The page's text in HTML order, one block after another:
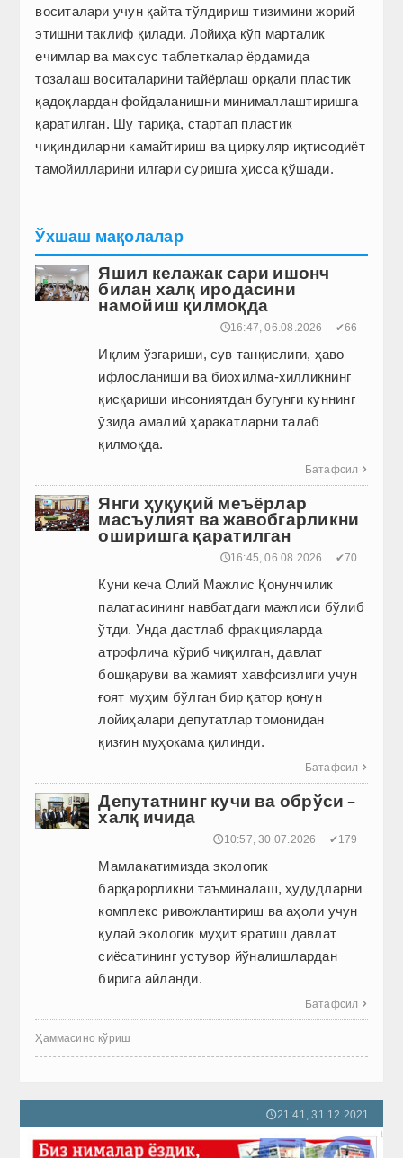
воситалари учун қайта тўлдириш тизимини жорий
этишни таклиф қилади. Лойиҳа кўп марталик
ечимлар ва махсус таблеткалар ёрдамида
тозалаш воситаларини тайёрлаш орқали пластик
қадоқлардан фойдаланишни минималлаштиришга
қаратилган. Шу тариқа, стартап пластик
чиқиндиларни камайтириш ва циркуляр иқтисодиёт
тамойилларини илгари суришга ҳисса қўшади.
Ўхшаш мақолалар
Яшил келажак сари ишонч
билан халқ иродасини
намойиш қилмоқда
🕔16:47, 06.08.2026 ✔66
Иқлим ўзгариши, сув танқислиги, ҳаво
ифлосланиши ва биохилма-хилликнинг
қисқариши инсониятдан бугунги куннинг
ўзида амалий ҳаракатларни талаб
қилмоқда.
Батафсил 
Янги ҳуқуқий меъёрлар
масъулият ва жавобгарликни
оширишга қаратилган
🕔16:45, 06.08.2026 ✔70
Куни кеча Олий Мажлис Қонунчилик
палатасининг навбатдаги мажлиси бўлиб
ўтди. Унда дастлаб фракцияларда
атрофлича кўриб чиқилган, давлат
бошқаруви ва жамият хавфсизлиги учун
ғоят муҳим бўлган бир қатор қонун
лойиҳалари депутатлар томонидан
қизғин муҳокама қилинди.
Батафсил 
Депутатнинг кучи ва обрўси –
халқ ичида
🕔10:57, 30.07.2026 ✔179
Мамлакатимизда экологик
барқарорликни таъминалаш, ҳудудларни
комплекс ривожлантириш ва аҳоли учун
қулай экологик муҳит яратиш давлат
сиёсатининг устувор йўналишлардан
бирига айланди.
Батафсил 
Ҳаммасино кўриш
🕔21:41, 31.12.2021